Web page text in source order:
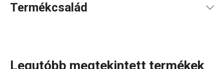
Termékcsalád
Legutóbb megtekintett termékek